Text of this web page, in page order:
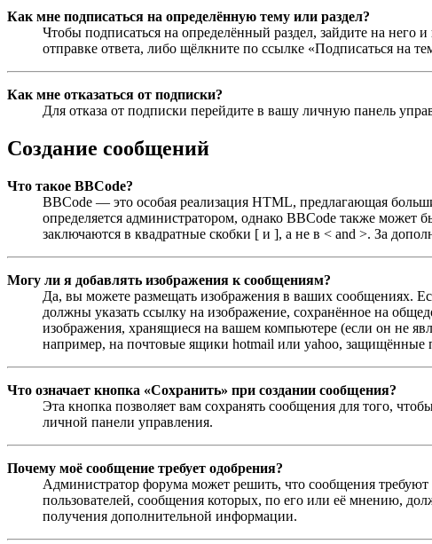
Как мне подписаться на определённую тему или раздел?
Чтобы подписаться на определённый раздел, зайдите на него
отправке ответа, либо щёлкните по ссылке «Подписаться на
Как мне отказаться от подписки?
Для отказа от подписки перейдите в вашу личную панель
Создание сообщений
Что такое BBCode?
BBCode — это особая реализация HTML, предлагающая
определяется администратором, однако BBCode также
заключаются в квадратные скобки [ и ], а не в < and >. За
Могу ли я добавлять изображения к сообщениям?
Да, вы можете размещать изображения в ваших сообщениях.
должны указать ссылку на изображение, сохранённое на
изображения, хранящиеся на вашем компьютере (если он не
например, на почтовые ящики hotmail или yahoo, защищённые
Что означает кнопка «Сохранить» при создании сообщения?
Эта кнопка позволяет вам сохранять сообщения для того,
личной панели управления.
Почему моё сообщение требует одобрения?
Администратор форума может решить, что сообщения
пользователей, сообщения которых, по его или её мнению,
получения дополнительной информации.